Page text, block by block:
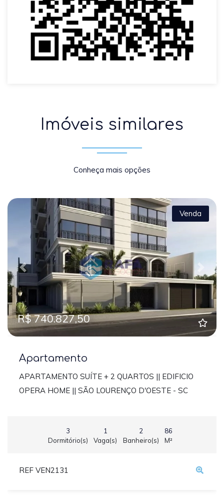
Imóveis similares
Conheça mais opções
Previous Next
Venda
R$ 740.827,50
Apartamento
APARTAMENTO SUÍTE + 2 QUARTOS || EDIFICIO
OPERA HOME || SÃO LOURENÇO D'OESTE - SC
3
Dormitório(s)
1
Vaga(s)
2
Banheiro(s)
86
M²
REF VEN2131